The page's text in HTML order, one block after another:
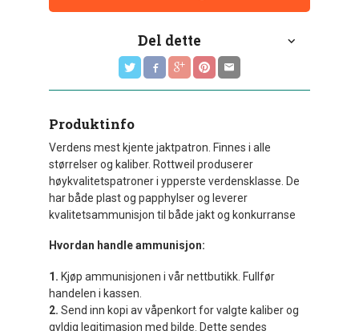
Del dette
Produktinfo
Verdens mest kjente jaktpatron. Finnes i alle
størrelser og kaliber. Rottweil produserer
høykvalitetspatroner i ypperste verdensklasse. De
har både plast og papphylser og leverer
kvalitetsammunisjon til både jakt og konkurranse
Hvordan handle ammunisjon:
1. Kjøp ammunisjonen i vår nettbutikk. Fullfør
handelen i kassen.
2. Send inn kopi av våpenkort for valgte kaliber og
gyldig legitimasjon med bilde. Dette sendes